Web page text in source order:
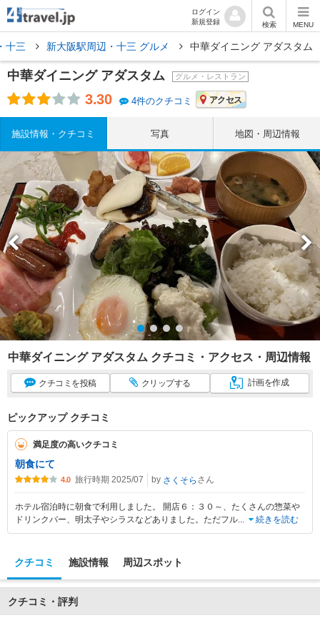
ログイン
新規登録
検索 MENU
十三 新大阪駅周辺・十三 グルメ 中華ダイニング アダスタム
中華ダイニング アダスタム グルメ・レストラン
3.30 4件のクチコミ アクセス
施設情報・クチコミ 写真 地図・周辺情報
中華ダイニング アダスタム クチコミ・アクセス・周辺情報
クチコミ を投稿 クリップする 計画を作成
ピックアップ クチコミ
満足度の高いクチコミ
朝食にて
4.0 旅行時期 2025/07 by さくそら さん
ホテル宿泊時に朝食で利用しました。 開店６：３０～、たくさんの惣菜や
ドリンクバー、明太子やシラスなどありました。ただフル... 続きを読む
クチコミ 施設情報 周辺スポット
クチコミ・評判